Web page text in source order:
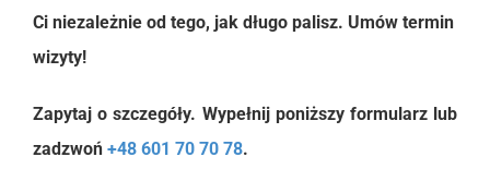
Ci niezależnie od tego, jak długo palisz. Umów termin
wizyty!
Zapytaj o szczegóły. Wypełnij poniższy formularz lub
zadzwoń +48 601 70 70 78.